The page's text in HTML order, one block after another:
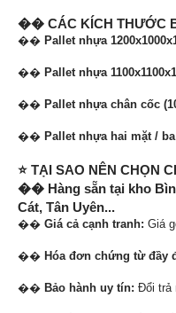
�� CÁC KÍCH THƯỚC
�� Pallet nhựa
�� Pallet nhựa
�� Pallet nhựa chân cốc
�� Pallet nhựa hai mặt /
⭐ TẠI SAO NÊN CHỌN
�� Hàng sẵn tại kho
Cát, Tân Uyên...
�� Giá cả cạnh tranh: Giá
�� Hóa đơn chứng từ đầy
�� Bảo hành uy tín: Đổi trả